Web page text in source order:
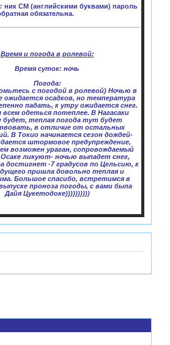
ник CM (английскими буквами) пароль
обязательна.
Время и погода в ролевой:
Время суток: ночь
Погода:
с погодой в ролевой) Ночью в
ожидается осадков, но температура
падать, к утру ожидается снег.
одеться потеплее. В Нагасаки
будет, теплая погода тут будет
в отличие от остальных
В Токио начинается сезон дождей-
штормовое предупреждение,
возможен ураган, сопровождаемый
ликуют- ночью выпадет снег,
достигнет -7 градусов по Цельсию, к
пришла довольно теплая и
Большое спасибо, встретимся в
проноза погоды, с вами была
Дайя Цукетодоке))))))))))